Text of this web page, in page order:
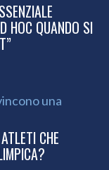
HOC QUANDO SI
CHE